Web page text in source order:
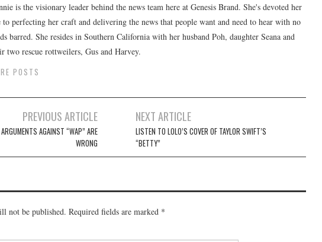
is the visionary leader behind the news team here at Genesis Brand. She's devoted her
perfecting her craft and delivering the news that people want and need to hear with no
barred. She resides in Southern California with her husband Poh, daughter Seana and
two rescue rottweilers, Gus and Harvey.
POSTS
PREVIOUS ARTICLE
AGAINST “WAP” ARE
WRONG
NEXT ARTICLE
LISTEN TO LOLO’S COVER OF TAYLOR SWIFT’S
“BETTY”
not be published. Required fields are marked *